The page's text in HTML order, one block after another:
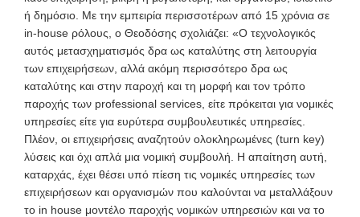
ή δημόσιο. Με την εμπειρία περισσοτέρων από 15 χρόνια σε
in-house ρόλους, ο Θεοδόσης σχολιάζει: «Ο τεχνολογικός
αυτός μετασχηματισμός δρα ως καταλύτης στη λειτουργία
των επιχειρήσεων, αλλά ακόμη περισσότερο δρα ως
καταλύτης και στην παροχή και τη μορφή και τον τρόπο
παροχής των professional services, είτε πρόκειται για νομικές
υπηρεσίες είτε για ευρύτερα συμβουλευτικές υπηρεσίες.
Πλέον, οι επιχειρήσεις αναζητούν ολοκληρωμένες (turn key)
λύσεις και όχι απλά μια νομική συμβουλή. Η απαίτηση αυτή,
καταρχάς , έχει θέσει υπό πίεση τις νομικές υπηρεσίες των
επιχειρήσεων και οργανισμών που καλούνται να μεταλλάξουν
το in house μοντέλο παροχής νομικών υπηρεσιών και να το